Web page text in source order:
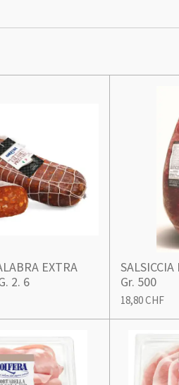
EXTRA
2. 6
Gr. 500
18,80 CHF